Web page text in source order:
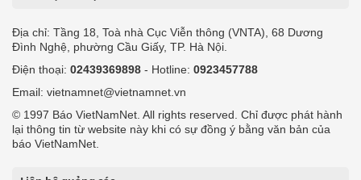
Địa chỉ: Tầng 18, Toà nhà Cục Viễn thông (VNTA), 68 Dương
Đình Nghệ, phường Cầu Giấy, TP. Hà Nội.
Điện thoại: 02439369898 - Hotline: 0923457788
Email: vietnamnet@vietnamnet.vn
© 1997 Báo VietNamNet. All rights reserved. Chỉ được phát hành
lại thông tin từ website này khi có sự đồng ý bằng văn bản của
báo VietNamNet.